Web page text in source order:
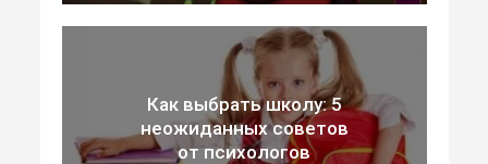
Как выбрать школу: 5
неожиданных советов
от психологов